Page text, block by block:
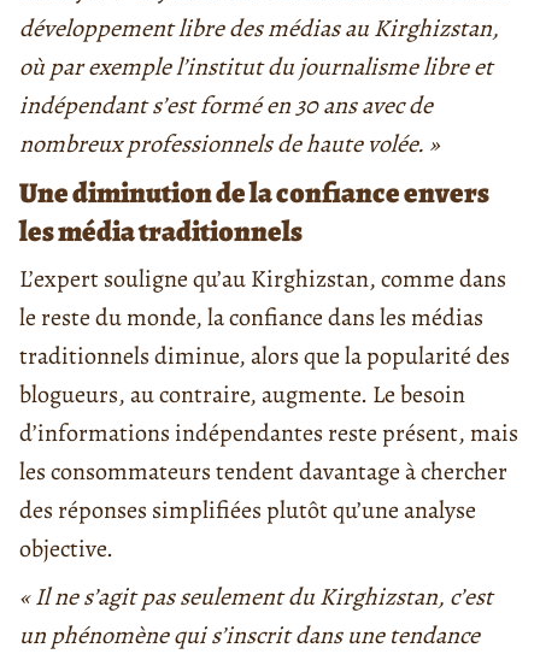
développement libre des médias au Kirghizstan,
où par exemple l’institut du journalisme libre et
indépendant s’est formé en 30 ans avec de
nombreux professionnels de haute volée. »
Une diminution de la confiance envers
les média traditionnels
L’expert souligne qu’au Kirghizstan, comme dans
le reste du monde, la confiance dans les médias
traditionnels diminue, alors que la popularité des
blogueurs, au contraire, augmente. Le besoin
d’informations indépendantes reste présent, mais
les consommateurs tendent davantage à chercher
des réponses simplifiées plutôt qu’une analyse
objective.
« Il ne s’agit pas seulement du Kirghizstan, c’est
un phénomène qui s’inscrit dans une tendance